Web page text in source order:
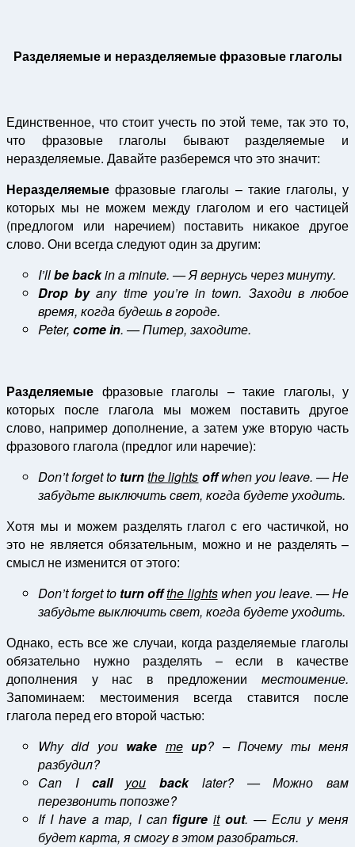
Разделяемые и неразделяемые фразовые глаголы
Единственное, что стоит учесть по этой теме, так это то,
что фразовые глаголы бывают разделяемые и
неразделяемые. Давайте разберемся что это значит:
Неразделяемыефразовые глаголы – такие глаголы, у
которых мы не можем между глаголом и его частицей
(предлогом или наречием) поставить никакое другое
слово. Они всегда следуют один за другим:
I’llbe backin a minute. — Я вернусь через минуту.
Drop byany time you’re in town. Заходи в любое
время, когда будешь в городе.
Peter, come in. — Питер, заходите.
Разделяемые фразовые глаголы – такие глаголы, у
которых после глагола мы можем поставить другое
слово, например дополнение, а затем уже вторую часть
фразового глагола (предлог или наречие):
Don’t forget to turnthe lights offwhen you leave. — Не
забудьте выключить свет, когда будете уходить.
Хотя мы и можем разделять глагол с его частичкой, но
это не является обязательным, можно и не разделять –
смысл не изменится от этого:
Don’t forget to turn offthe lightswhen you leave. — Не
забудьте выключить свет, когда будете уходить.
Однако, есть все же случаи, когда разделяемые глаголы
обязательно нужно разделять – если в качестве
дополнения у нас в предложении местоимение.
Запоминаем: местоимения всегда ставится после
глагола перед его второй частью:
Why did you wake me up? – Почему ты меня
разбудил?
Can I call you backlater? — Можно вам
перезвонить попозже?
If I have a map, I canfigure it out. — Если у меня
будет карта, я смогу в этом разобраться.